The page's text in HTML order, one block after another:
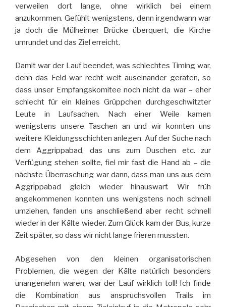
verweilen dort lange, ohne wirklich bei einem
anzukommen. Gefühlt wenigstens, denn irgendwann war
ja doch die Mülheimer Brücke überquert, die Kirche
umrundet und das Ziel erreicht.
Damit war der Lauf beendet, was schlechtes Timing war,
denn das Feld war recht weit auseinander geraten, so
dass unser Empfangskomitee noch nicht da war – eher
schlecht für ein kleines Grüppchen durchgeschwitzter
Leute in Laufsachen. Nach einer Weile kamen
wenigstens unsere Taschen an und wir konnten uns
weitere Kleidungsschichten anlegen. Auf der Suche nach
dem Aggrippabad, das uns zum Duschen etc. zur
Verfügung stehen sollte, fiel mir fast die Hand ab – die
nächste Überraschung war dann, dass man uns aus dem
Aggrippabad gleich wieder hinauswarf. Wir früh
angekommenen konnten uns wenigstens noch schnell
umziehen, fanden uns anschließend aber recht schnell
wieder in der Kälte wieder. Zum Glück kam der Bus, kurze
Zeit später, so dass wir nicht lange frieren mussten.
Abgesehen von den kleinen organisatorischen
Problemen, die wegen der Kälte natürlich besonders
unangenehm waren, war der Lauf wirklich toll! Ich finde
die Kombination aus anspruchsvollen Trails im